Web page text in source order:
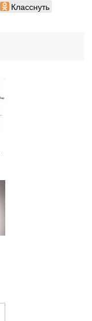
Класснуть